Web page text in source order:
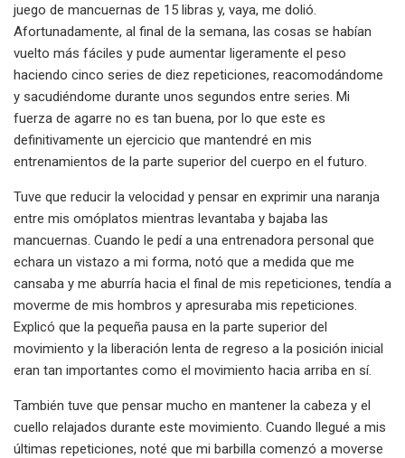
juego de mancuernas de 15 libras y, vaya, me dolió.
Afortunadamente, al final de la semana, las cosas se habían
vuelto más fáciles y pude aumentar ligeramente el peso
haciendo cinco series de diez repeticiones, reacomodándome
y sacudiéndome durante unos segundos entre series. Mi
fuerza de agarre no es tan buena, por lo que este es
definitivamente un ejercicio que mantendré en mis
entrenamientos de la parte superior del cuerpo en el futuro.
Tuve que reducir la velocidad y pensar en exprimir una naranja
entre mis omóplatos mientras levantaba y bajaba las
mancuernas. Cuando le pedí a una entrenadora personal que
echara un vistazo a mi forma, notó que a medida que me
cansaba y me aburría hacia el final de mis repeticiones, tendía a
moverme de mis hombros y apresuraba mis repeticiones.
Explicó que la pequeña pausa en la parte superior del
movimiento y la liberación lenta de regreso a la posición inicial
eran tan importantes como el movimiento hacia arriba en sí.
También tuve que pensar mucho en mantener la cabeza y el
cuello relajados durante este movimiento. Cuando llegué a mis
últimas repeticiones, noté que mi barbilla comenzó a moverse